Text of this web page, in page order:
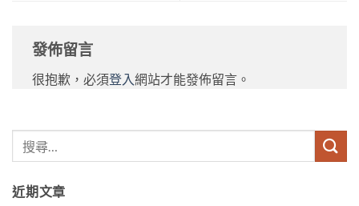
發佈留言
很抱歉，必須登入網站才能發佈留言。
近期文章